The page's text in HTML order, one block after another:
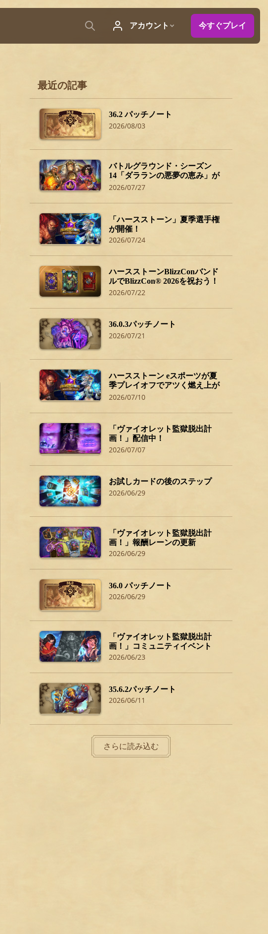
最近の記事
36.2 パッチノート
2026/08/03
バトルグラウンド・シーズン
14「ダラランの悪夢の恵み」が
始まるぞ！
2026/07/27
「ハースストーン」夏季選手権
が開催！
2026/07/24
ハースストーンBlizzConバンド
ルでBlizzCon® 2026を祝おう！
2026/07/22
36.0.3パッチノート
2026/07/21
ハースストーン eスポーツが夏
季プレイオフでアツく燃え上が
る！
2026/07/10
「ヴァイオレット監獄脱出計
画！」配信中！
2026/07/07
お試しカードの後のステップ
2026/06/29
「ヴァイオレット監獄脱出計
画！」報酬レーンの更新
2026/06/29
36.0 パッチノート
2026/06/29
「ヴァイオレット監獄脱出計
画！」コミュニティイベント
2026/06/23
35.6.2パッチノート
2026/06/11
さらに読み込む